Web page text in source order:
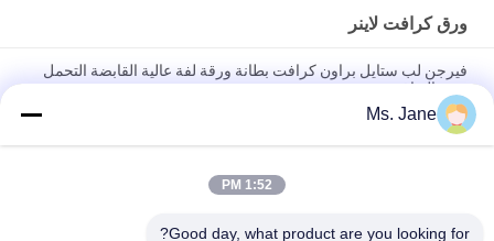
ورق كرافت لاينر
فيرجن لب ستايل براون كرافت بطانة ورقة لفة عالية القابضة التحمل
هدية التفاف
لصناديق الطعام
Ms. Jane
1:52 PM
Good day, what product are you looking for?